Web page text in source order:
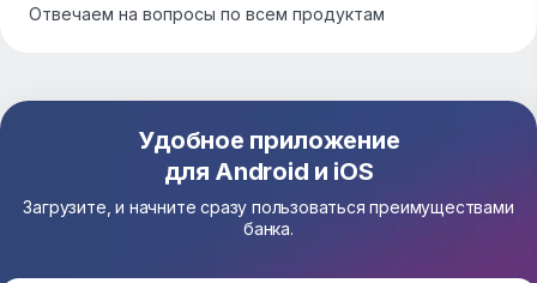
Отвечаем на вопросы по всем продуктам
Удобное приложение
для Android и iOS
Загрузите, и начните сразу пользоваться преимуществами
банка.